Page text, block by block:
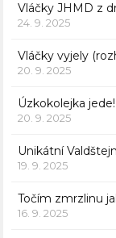
Vláčky JHMD z
24. 9. 2025
Vláčky vyjely
20. 9. 2025
Úzkokolejka
20. 9. 2025
Unikátní
19. 9. 2025
Točím zmrzlinu
16. 9. 2025